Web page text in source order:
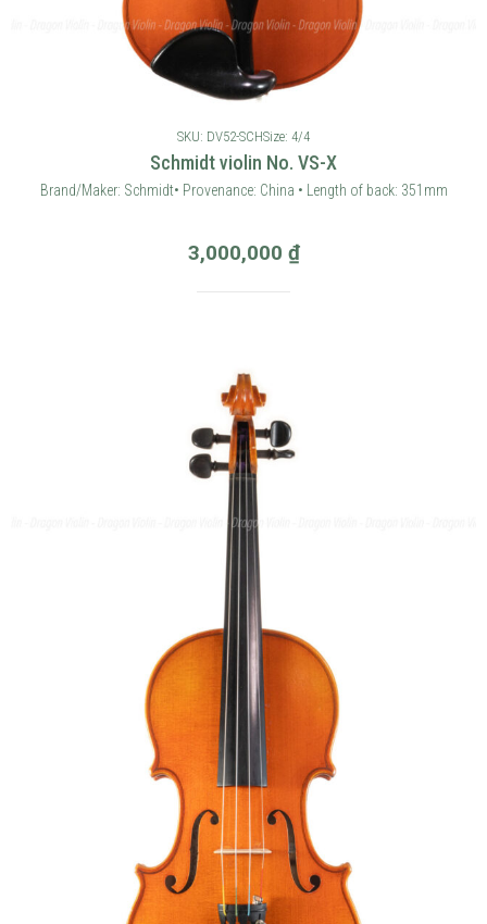
SKU: DV52-SCHSize: 4/4
Schmidt violin No. VS-X
Brand/Maker: Schmidt• Provenance: China • Length of back: 351mm
3,000,000 ₫